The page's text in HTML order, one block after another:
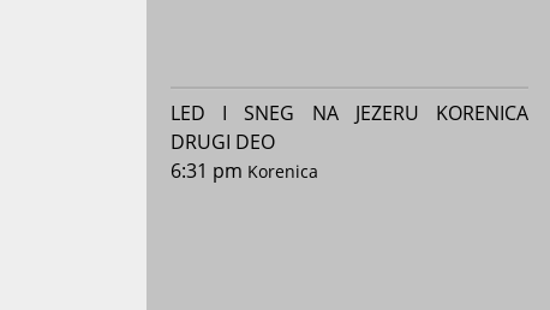
LED I SNEG NA JEZERU KORENICA
DRUGI DEO
6:31 pm Korenica